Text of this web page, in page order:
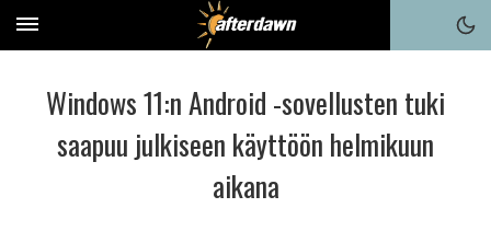
Windows 11:n Android -sovellusten tuki
saapuu julkiseen käyttöön helmikuun
aikana